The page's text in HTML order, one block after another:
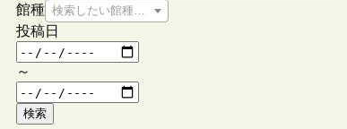
館種 検索したい館種を選択してください
投稿日
～
検索